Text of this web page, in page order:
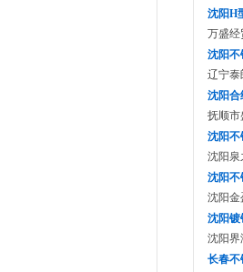
沈阳H
万盛经
沈阳不
辽宁泰
沈阳合
抚顺市
沈阳不
沈阳泉
沈阳不
沈阳金
沈阳镀
沈阳界
长春不